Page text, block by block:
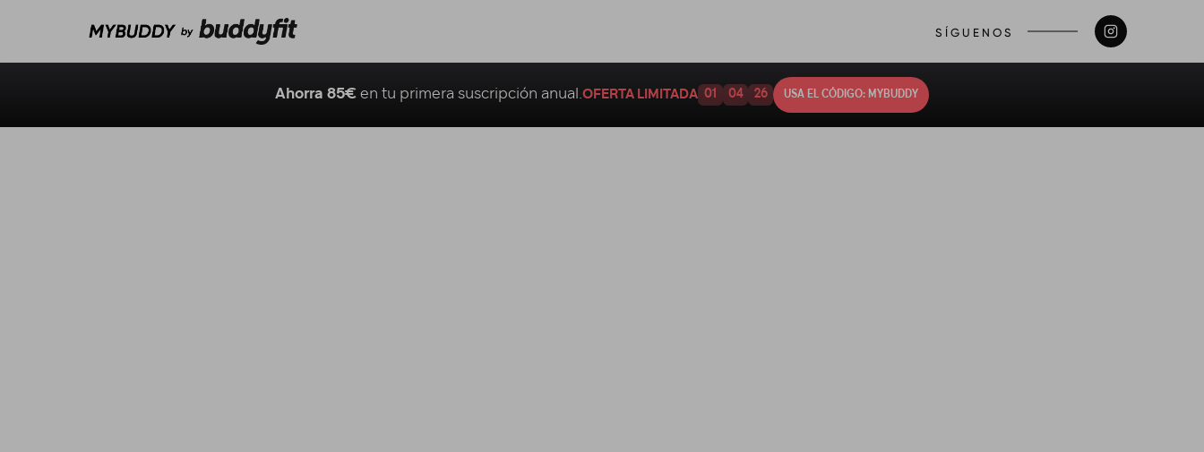
SÍGUENOS
Ahorra 85€ en tu primera suscripción anual.OFERTA LIMITADA 01 04 25 USA EL CÓDIGO: MYBUDDY